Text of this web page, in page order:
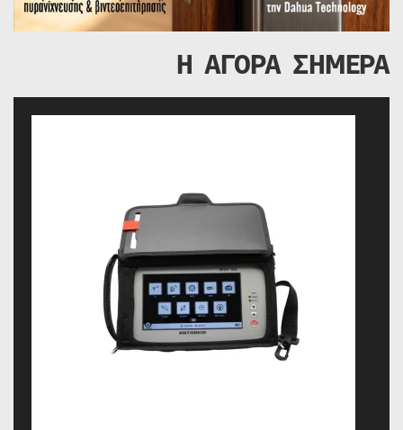
Η ΑΓΟΡΑ ΣΗΜΕΡΑ